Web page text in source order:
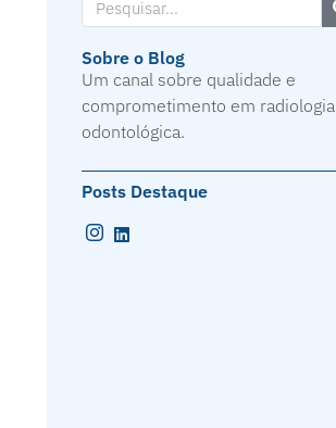
Sobre o Blog
Um canal sobre qualidade e
comprometimento em radiologia
odontológica.
Posts Destaque